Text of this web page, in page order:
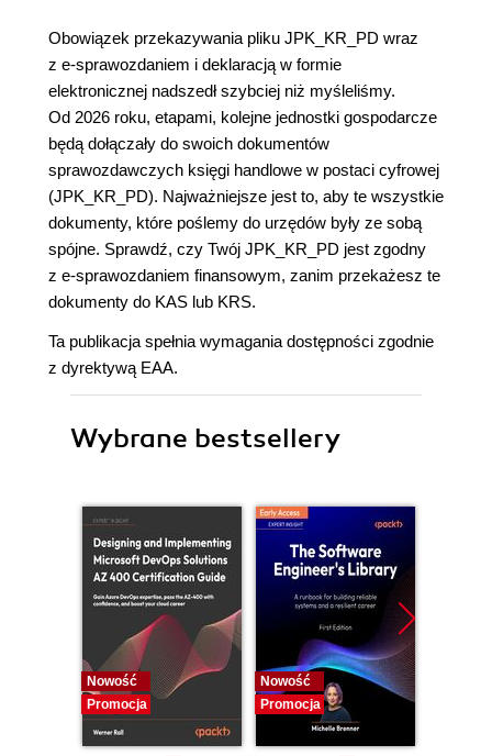
Obowiązek przekazywania pliku JPK_KR_PD wraz
z e-sprawozdaniem i deklaracją w formie
elektronicznej nadszedł szybciej niż myśleliśmy.
Od 2026 roku, etapami, kolejne jednostki gospodarcze
będą dołączały do swoich dokumentów
sprawozdawczych księgi handlowe w postaci cyfrowej
(JPK_KR_PD). Najważniejsze jest to, aby te wszystkie
dokumenty, które poślemy do urzędów były ze sobą
spójne. Sprawdź, czy Twój JPK_KR_PD jest zgodny
z e-sprawozdaniem finansowym, zanim przekażesz te
dokumenty do KAS lub KRS.
Ta publikacja spełnia wymagania dostępności zgodnie
z dyrektywą EAA.
Wybrane bestsellery
Nowość
Promocja
Nowość
Promocja